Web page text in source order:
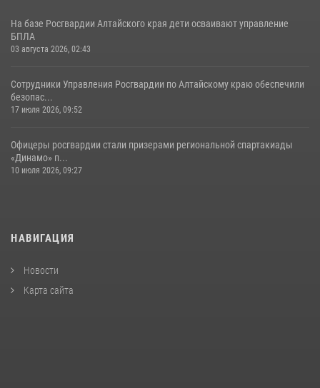
На базе Росгвардии Алтайского края дети осваивают управление
БПЛА
03 августа 2026, 02:43
Сотрудники Управления Росгвардии по Алтайскому краю обеспечили
безопас...
17 июля 2026, 09:52
Офицеры росгвардии стали призерами региональной спартакиады
«Динамо» п...
10 июля 2026, 09:27
НАВИГАЦИЯ
Новости
Карта сайта